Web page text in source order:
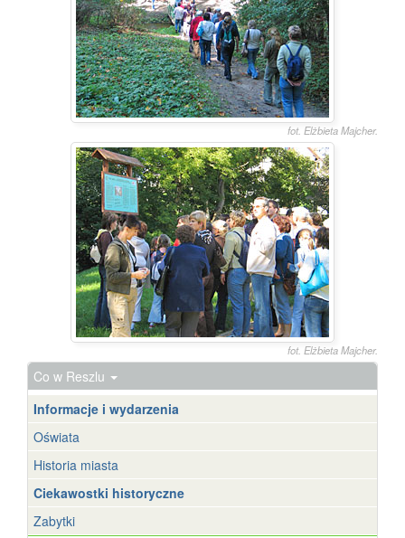
fot. Elżbieta Majcher.
fot. Elżbieta Majcher.
Co w Reszlu
Informacje i wydarzenia
Oświata
Historia miasta
Ciekawostki historyczne
Zabytki